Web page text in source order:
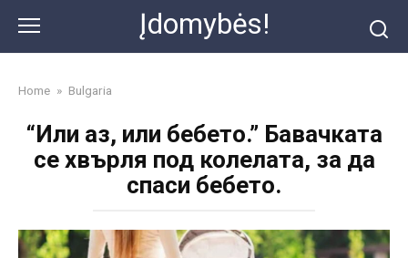
content
Įdomybės!
Home » Bulgaria
“Или аз, или бебето.” Бавачката
се хвърля под колелата, за да
спаси бебето.